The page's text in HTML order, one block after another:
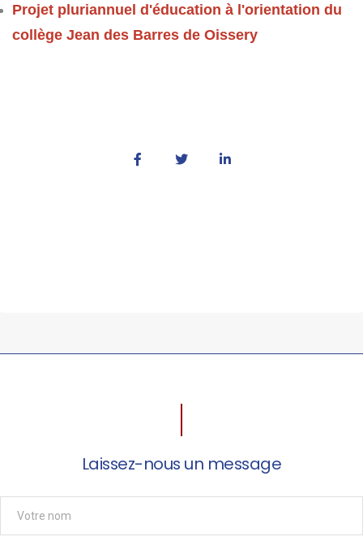
Projet pluriannuel d'éducation à l'orientation du
collège Jean des Barres de Oissery
Laissez-nous un message